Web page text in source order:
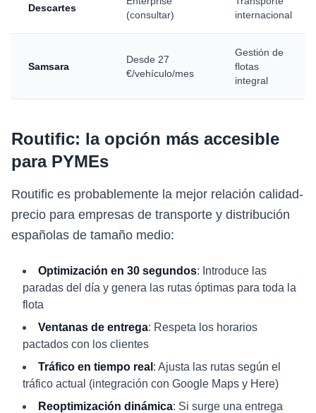
Descartes
(consultar)
internacional
Samsara
Desde 27
€/vehículo/mes
Gestión de
flotas
integral
Routific: la opción más accesible
para PYMEs
Routific es probablemente la mejor relación calidad-
precio para empresas de transporte y distribución
españolas de tamaño medio:
Optimización en 30 segundos: Introduce las
paradas del día y genera las rutas óptimas para toda la
flota
Ventanas de entrega: Respeta los horarios
pactados con los clientes
Tráfico en tiempo real : Ajusta las rutas según el
tráfico actual (integración con Google Maps y Here)
Reoptimización dinámica: Si surge una entrega